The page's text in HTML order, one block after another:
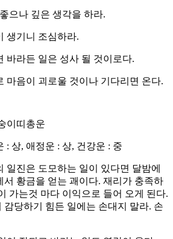
으나 깊은 생각을 하라.
생기니 조심하라.
바라든 일은 성사 될 것이로다.
마음이 괴로울 것이나 기다리면 온다.
이띠총운
: 상, 애정운 : 상, 건강운 : 중
일진은 도모하는 일이 있다면 달밤에
서 황금을 얻는 괘이다. 재리가 충족하
가는것 마다 이익으로 들어 오게 된다.
감당하기 힘든 일에는 손대지 말라. 손